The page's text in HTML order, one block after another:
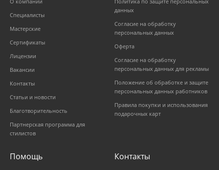
Специалисты
Мастерские
Сертификаты
Лицензии
Вакансии
Контакты
Статьи и новости
Благотворительность
Партнерская программа для
стилистов
данных
Согласие на обработку
персональных данных
Оферта
Согласие на обработку
персональных данных для рекламы
Положение об обработке и защите
персональных данных работников
Правила покупки и использования
подарочных карт
Помощь Контакты